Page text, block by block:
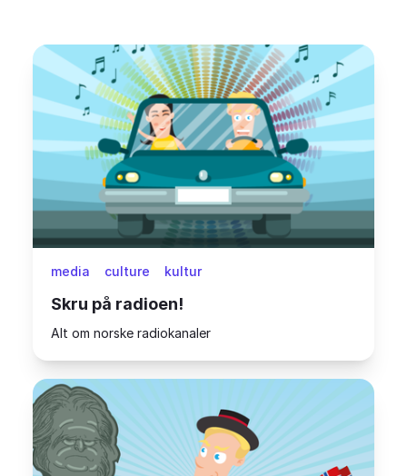
media culture kultur
Skru på radioen!
Alt om norske radiokanaler